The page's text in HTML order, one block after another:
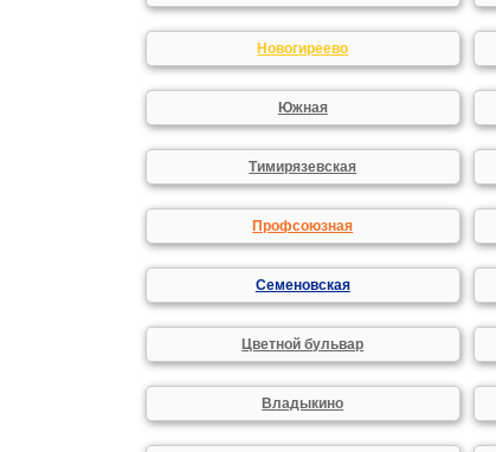
Новогиреево
Южная
Тимирязевская
Профсоюзная
Семеновская
Цветной бульвар
Владыкино